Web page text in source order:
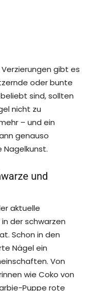
gibt es
oder bunte
sind, sollten
nicht zu
– und ein
genauso
Nagelkunst.
und
aktuelle
der schwarzen
Schon in den
Nägel ein
Von
wie Coko von
Puppe rote